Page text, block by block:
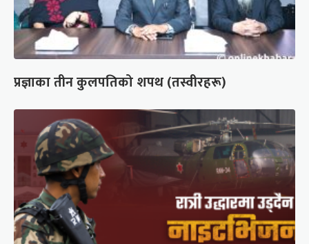
प्रज्ञाका तीन कुलपतिको शपथ (तस्वीरहरू)